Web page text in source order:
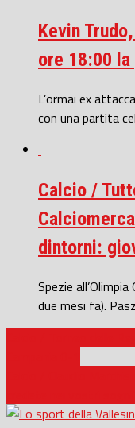
Kevin
ore 18:00
L’ormai ex
con una partita
Calcio /
dintorni:
Spezie
due mesi fa).